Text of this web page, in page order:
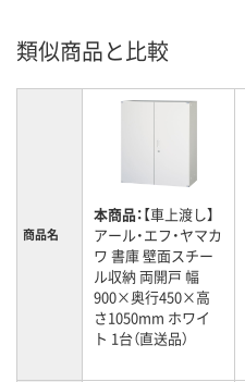
類似商品と比較
商品名
本商品：【車上渡し】
アール・エフ・ヤマカ
ワ 書庫 壁面スチー
ル収納 両開戸 幅
900×奥行450×高
さ1050mm ホワイ
ト 1台（直送品）